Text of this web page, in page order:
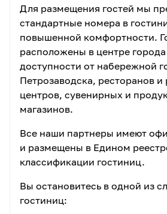
Для размещения гостей мы
стандартные номера в
повышенной комфортности.
расположены в центре
доступности от набережной
Петрозаводска, ресторанов и
центров, сувенирных и
магазинов.
Все наши партнеры имеют
и размещены в Едином
классификации гостиниц.
Вы остановитесь в одной из
гостиниц: